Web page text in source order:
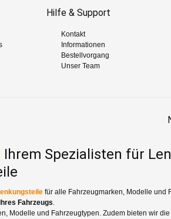
Hilfe & Support
Kontakt
Informationen
Bestellvorgang
Unser Team
Ihrem Spezialisten für
für alle Fahrzeugmarken, Modelle und
Fahrzeugs.
Modelle und Fahrzeugtypen. Zudem bieten wir